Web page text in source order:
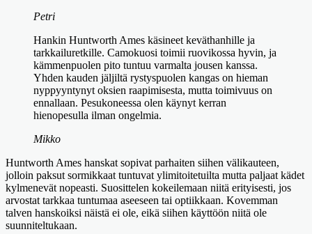
Petri
Hankin Huntworth Ames käsineet keväthanhille ja
tarkkailuretkille. Camokuosi toimii ruovikossa hyvin, ja
kämmenpuolen pito tuntuu varmalta jousen kanssa.
Yhden kauden jäljiltä rystyspuolen kangas on hieman
nyppyyntynyt oksien raapimisesta, mutta toimivuus on
ennallaan. Pesukoneessa olen käynyt kerran
hienopesulla ilman ongelmia.
Mikko
Huntworth Ames hanskat sopivat parhaiten siihen välikauteen,
jolloin paksut sormikkaat tuntuvat ylimitoitetuilta mutta paljaat kädet
kylmenevät nopeasti. Suosittelen kokeilemaan niitä erityisesti, jos
arvostat tarkkaa tuntumaa aseeseen tai optiikkaan. Kovemman
talven hanskoiksi näistä ei ole, eikä siihen käyttöön niitä ole
suunniteltukaan.